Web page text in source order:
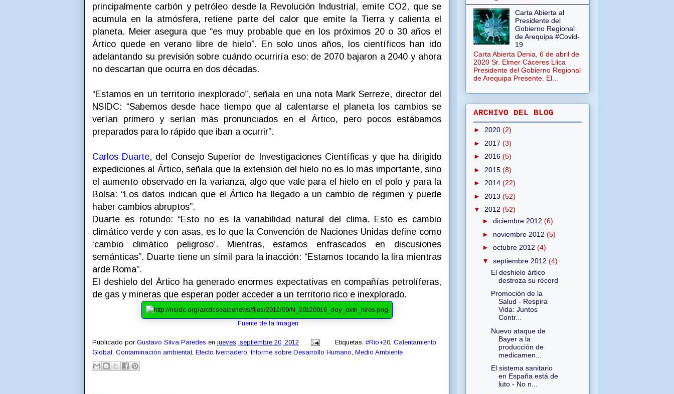
principalmente carbón y petróleo desde la Revolución Industrial, emite CO2, que se
acumula en la atmósfera, retiene parte del calor que emite la Tierra y calienta el
planeta. Meier asegura que “es muy probable que en los próximos 20 o 30 años el
Ártico quede en verano libre de hielo”. En solo unos años, los científicos han ido
adelantando su previsión sobre cuándo ocurriría eso: de 2070 bajaron a 2040 y ahora
no descartan que ocurra en dos décadas.
“Estamos en un territorio inexplorado”, señala en una nota Mark Serreze, director del
NSIDC: “Sabemos desde hace tiempo que al calentarse el planeta los cambios se
verían primero y serían más pronunciados en el Ártico, pero pocos estábamos
preparados para lo rápido que iban a ocurrir”.
Carlos Duarte, del Consejo Superior de Investigaciones Científicas y que ha dirigido
expediciones al Ártico, señala que la extensión del hielo no es lo más importante, sino
el aumento observado en la varianza, algo que vale para el hielo en el polo y para la
Bolsa: “Los datos indican que el Ártico ha llegado a un cambio de régimen y puede
haber cambios abruptos”.
Duarte es rotundo: “Esto no es la variabilidad natural del clima. Esto es cambio
climático verde y con asas, es lo que la Convención de Naciones Unidas define como
‘cambio climático peligroso’. Mientras, estamos enfrascados en discusiones
semánticas”. Duarte tiene un símil para la inacción: “Estamos tocando la lira mientras
arde Roma”.
El deshielo del Ártico ha generado enormes expectativas en compañías petrolíferas,
de gas y mineras que esperan poder acceder a un territorio rico e inexplorado.
Fuente de la Imagen
Publicado por Gustavo Silva Paredes en jueves, septiembre 20, 2012 Etiquetas: #Rio+20, Calentamiento
Global, Contaminación ambiental, Efecto Ivernadero, Informe sobre Desarrollo Humano, Medio Ambiente
Carta Abierta al
Presidente del
Gobierno Regional
de Arequipa #Covid-
19
Carta Abierta Denia, 6 de abril de
2020 Sr. Elmer Cáceres Llica
Presidente del Gobierno Regional
de Arequipa Presente. El...
ARCHIVO DEL BLOG
► 2020 (2)
► 2017 (3)
► 2016 (5)
► 2015 (8)
► 2014 (22)
► 2013 (52)
▼ 2012 (52)
► diciembre 2012 (6)
► noviembre 2012 (5)
► octubre 2012 (4)
▼ septiembre 2012 (4)
El deshielo ártico
destroza su récord
Promoción de la
Salud - Respira
Vida: Juntos
Contr...
Nuevo ataque de
Bayer a la
producción de
medicamen...
El sistema sanitario
en España está de
luto - No n...